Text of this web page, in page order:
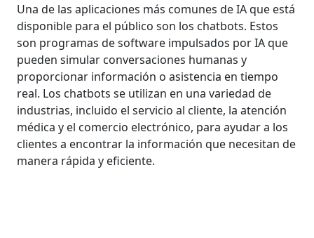
Una de las aplicaciones más comunes de IA que está
disponible para el público son los chatbots. Estos
son programas de software impulsados por IA que
pueden simular conversaciones humanas y
proporcionar información o asistencia en tiempo
real. Los chatbots se utilizan en una variedad de
industrias, incluido el servicio al cliente, la atención
médica y el comercio electrónico, para ayudar a los
clientes a encontrar la información que necesitan de
manera rápida y eficiente.